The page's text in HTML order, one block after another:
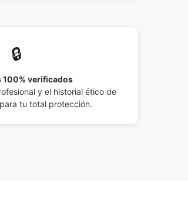
🔒
100% verificados
y el historial ético de
tu total protección.